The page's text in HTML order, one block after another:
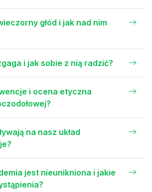
głód i jak nad nim
i jak sobie z nią radzić?
i ocena etyczna
na nasz układ
jest nieunikniona i jakie